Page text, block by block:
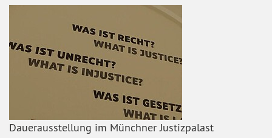
Dauerausstellung im Münchner Justizpalast